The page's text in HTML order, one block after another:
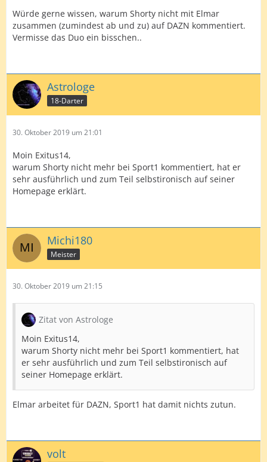
Würde gerne wissen, warum Shorty nicht mit Elmar
zusammen (zumindest ab und zu) auf DAZN kommentiert.
Vermisse das Duo ein bisschen..
Astrologe
18-Darter
30. Oktober 2019 um 21:01
Moin Exitus14,
warum Shorty nicht mehr bei Sport1 kommentiert, hat er
sehr ausführlich und zum Teil selbstironisch auf seiner
Homepage erklärt.
Michi180
Meister
30. Oktober 2019 um 21:15
Zitat von Astrologe
Moin Exitus14,
warum Shorty nicht mehr bei Sport1 kommentiert, hat
er sehr ausführlich und zum Teil selbstironisch auf
seiner Homepage erklärt.
Elmar arbeitet für DAZN, Sport1 hat damit nichts zutun.
volt